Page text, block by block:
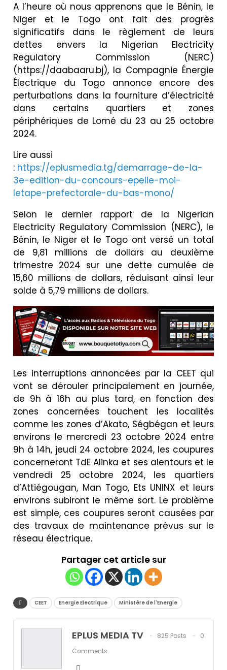
A l’heure où nous apprenons que le Bénin, le
Niger et le Togo ont fait des progrès
significatifs dans le règlement de leurs
dettes envers la Nigerian Electricity
Regulatory Commission (NERC)
(https://daabaaru.bj), la Compagnie Énergie
Électrique du Togo annonce encore des
perturbations dans la fourniture d’électricité
dans certains quartiers et zones
périphériques de Lomé du 23 au 25 octobre
2024.
Lire aussi
: https://eplusmedia.tg/demarrage-de-la-
3e-edition-du-concours-epelle-moi-
letape-prefectorale-du-bas-mono/
Selon le dernier rapport de la Nigerian
Electricity Regulatory Commission (NERC), le
Bénin, le Niger et le Togo ont versé un total
de 9,81 millions de dollars au deuxième
trimestre 2024 sur une dette cumulée de
15,60 millions de dollars, réduisant ainsi leur
solde à 5,79 millions de dollars.
Les interruptions annoncées par la CEET qui
vont se dérouler principalement en journée,
de 9h à 16h au plus tard, en fonction des
zones concernées touchent les localités
comme les zones d’Akato, Ségbégan et leurs
environs le mercredi 23 octobre 2024 entre
9h à 14h, jeudi 24 octobre 2024, les coupures
concerneront TdE Alinka et ses alentours et le
vendredi 25 octobre 2024, les quartiers
d’Attiégougan, Man Togo, Ets UNINX et leurs
environs subiront le même sort. Le problème
est simple, ces coupures seront causées par
des travaux de maintenance prévus sur le
réseau électrique.
Partager cet article sur
CEET Energie Electrique Ministère de l'Energie
EPLUS MEDIA TV 825 Posts
0
Comments